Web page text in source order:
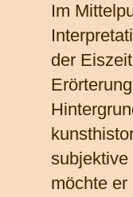
Im
der
subjektive
möchte